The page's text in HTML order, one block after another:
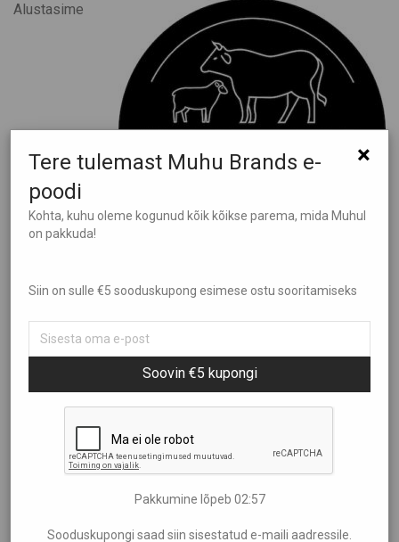
Alustasime
ühistegevust praktilisest vajadusest – turustada iseenda
kasvatatud loomi. Meie ühistu liikmed kasvatavad lambaid
ja veiseid Muhu saarel. Nüüdseks on meil häid
koostööpartnereid ka teistel Eesti läänesaartel- Saaremaal,
on pakkuda Teile Eestimaa niitudel kasvanud õnnelike
lammaste ja veiste maitsvat liha. Kõik meie tooraine pärineb
Eesti taludest ja tooted valmivad Muhu saarel.
Tahame pakkuda Teile seda, mida me isegi sööme. Eesti
×
Tere tulemast Muhu Brands e-
poodi
Kohta, kuhu oleme kogunud kõik kõikse parema, mida Muhul
on pakkuda!
Siin on sulle €5 sooduskupong esimese ostu sooritamiseks
Soovin €5 kupongi
Pakkumine lõpeb 02:56
Sooduskupongi saad siin sisestatud e-maili aadressile.